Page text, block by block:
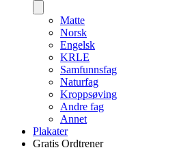
Matte
Norsk
Engelsk
KRLE
Samfunnsfag
Naturfag
Kroppsøving
Andre fag
Annet
Plakater
Gratis Ordtrener